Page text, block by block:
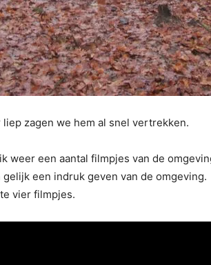
liep zagen we hem al snel vertrekken.
weer een aantal filmpjes van de
een indruk geven van de omgeving.
vier filmpjes.